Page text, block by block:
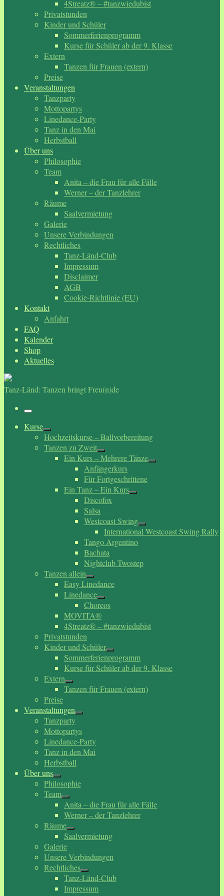
4Streatz® – #tanzwiedubist
Privatstunden
Kinder und Schüler
Sommerferienprogramm
Kurse für Schüler ab der 9. Klasse
Extern
Tanzen für Frauen (extern)
Preise
Veranstaltungen
Tanzparty
Mottopartys
Linedance-Party
Tanz in den Mai
Herbstball
Über uns
Philosophie
Team
Anita – die Frau für alle Fälle
Werner – der Tanzlehrer
Räume
Saalvermietung
Galerie
Unsere Verbindungen
Rechtliches
Tanz-Länd-Club
Impressum
Disclaimer
AGB
Cookie-Richtlinie (EU)
Kontakt
Anfahrt
FAQ
Kalender
Shop
Aktuelles
Tanz-Länd: Tanzen bringt Freu(n)de
Menü
Kurse
Hochzeitskurse – Ballvorbereitung
Tanzen zu Zweit
Ein Kurs – Mehrere Tänze
Anfängerkurs
Für Fortgeschrittene
Ein Tanz – Ein Kurs
Discofox
Salsa
Westcoast Swing
International Westcoast Swing Rally
Tango Argentino
Bachata
Nightclub Twostep
Tanzen allein
Easy Linedance
Linedance
Choreos
MOVITA®
4Streatz® – #tanzwiedubist
Privatstunden
Kinder und Schüler
Sommerferienprogramm
Kurse für Schüler ab der 9. Klasse
Extern
Tanzen für Frauen (extern)
Preise
Veranstaltungen
Tanzparty
Mottopartys
Linedance-Party
Tanz in den Mai
Herbstball
Über uns
Philosophie
Team
Anita – die Frau für alle Fälle
Werner – der Tanzlehrer
Räume
Saalvermietung
Galerie
Unsere Verbindungen
Rechtliches
Tanz-Länd-Club
Impressum